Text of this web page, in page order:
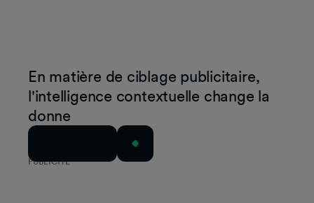
PUBLICITÉ
En matière de ciblage publicitaire,
l'intelligence contextuelle change la
donne